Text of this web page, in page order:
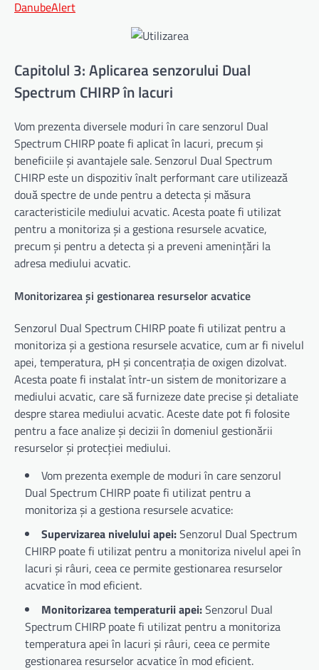
DanubeAlert
Capitolul 3: Aplicarea senzorului Dual
Spectrum CHIRP în lacuri
Vom prezenta diversele moduri în care senzorul Dual
Spectrum CHIRP poate fi aplicat în lacuri, precum și
beneficiile și avantajele sale. Senzorul Dual Spectrum
CHIRP este un dispozitiv înalt performant care utilizează
două spectre de unde pentru a detecta și măsura
caracteristicile mediului acvatic. Acesta poate fi utilizat
pentru a monitoriza și a gestiona resursele acvatice,
precum și pentru a detecta și a preveni amenințări la
adresa mediului acvatic.
Monitorizarea și gestionarea resurselor acvatice
Senzorul Dual Spectrum CHIRP poate fi utilizat pentru a
monitoriza și a gestiona resursele acvatice, cum ar fi nivelul
apei, temperatura, pH și concentrația de oxigen dizolvat.
Acesta poate fi instalat într-un sistem de monitorizare a
mediului acvatic, care să furnizeze date precise și detaliate
despre starea mediului acvatic. Aceste date pot fi folosite
pentru a face analize și decizii în domeniul gestionării
resurselor și protecției mediului.
Vom prezenta exemple de moduri în care senzorul
Dual Spectrum CHIRP poate fi utilizat pentru a
monitoriza și a gestiona resursele acvatice:
Supervizarea nivelului apei:Senzorul Dual Spectrum
CHIRP poate fi utilizat pentru a monitoriza nivelul apei în
lacuri și râuri, ceea ce permite gestionarea resurselor
acvatice în mod eficient.
Monitorizarea temperaturii apei:Senzorul Dual
Spectrum CHIRP poate fi utilizat pentru a monitoriza
temperatura apei în lacuri și râuri, ceea ce permite
gestionarea resurselor acvatice în mod eficient.